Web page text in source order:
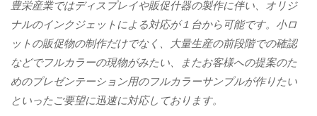
豊栄産業ではディスプレイや販促什器の製作に伴い、オリジ
ナルのインクジェットによる対応が１台から可能です。小ロ
ットの販促物の制作だけでなく、大量生産の前段階での確認
などでフルカラーの現物がみたい、またお客様への提案のた
めのプレゼンテーション用のフルカラーサンプルが作りたい
といったご要望に迅速に対応しております。